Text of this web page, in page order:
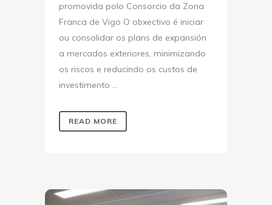
promovida polo Consorcio da Zona
Franca de Vigo O obxectivo é iniciar
ou consolidar os plans de expansión
a mercados exteriores, minimizando
os riscos e reducindo os custos de
investimento ...
READ MORE